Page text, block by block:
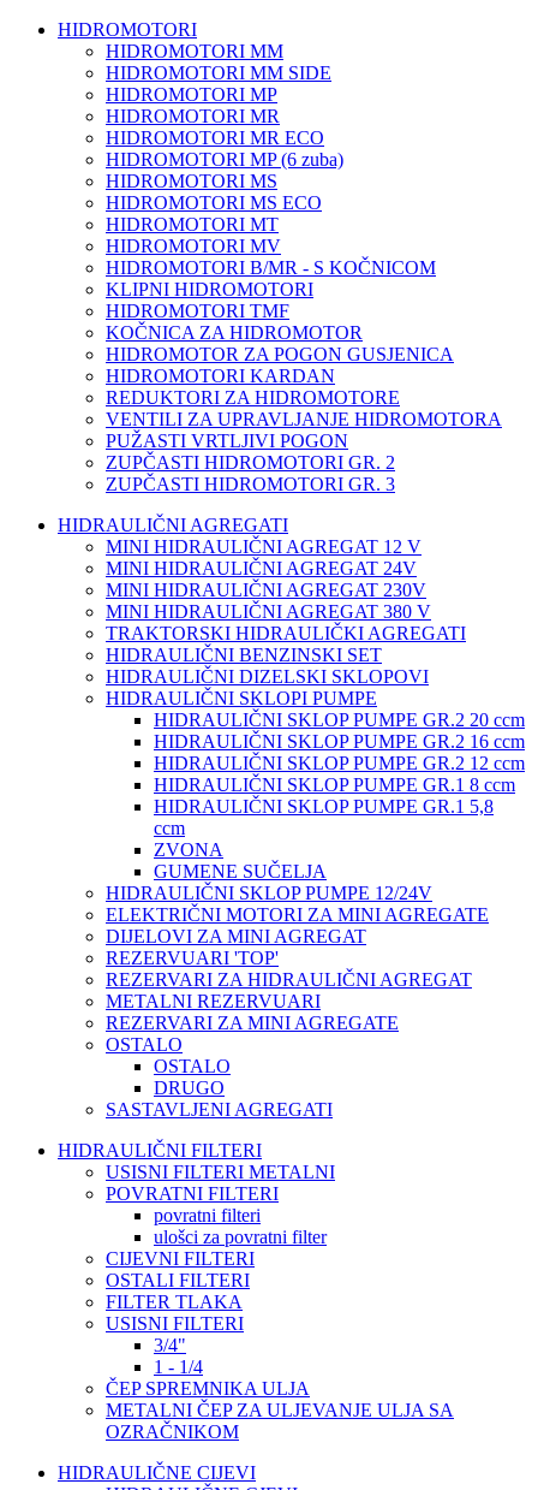
HIDROMOTORI
HIDROMOTORI MM
HIDROMOTORI MM SIDE
HIDROMOTORI MP
HIDROMOTORI MR
HIDROMOTORI MR ECO
HIDROMOTORI MP (6 zuba)
HIDROMOTORI MS
HIDROMOTORI MS ECO
HIDROMOTORI MT
HIDROMOTORI MV
HIDROMOTORI B/MR - S KOČNICOM
KLIPNI HIDROMOTORI
HIDROMOTORI TMF
KOČNICA ZA HIDROMOTOR
HIDROMOTOR ZA POGON GUSJENICA
HIDROMOTORI KARDAN
REDUKTORI ZA HIDROMOTORE
VENTILI ZA UPRAVLJANJE HIDROMOTORA
PUŽASTI VRTLJIVI POGON
ZUPČASTI HIDROMOTORI GR. 2
ZUPČASTI HIDROMOTORI GR. 3
HIDRAULIČNI AGREGATI
MINI HIDRAULIČNI AGREGAT 12 V
MINI HIDRAULIČNI AGREGAT 24V
MINI HIDRAULIČNI AGREGAT 230V
MINI HIDRAULIČNI AGREGAT 380 V
TRAKTORSKI HIDRAULIČKI AGREGATI
HIDRAULIČNI BENZINSKI SET
HIDRAULIČNI DIZELSKI SKLOPOVI
HIDRAULIČNI SKLOPI PUMPE
HIDRAULIČNI SKLOP PUMPE GR.2 20 ccm
HIDRAULIČNI SKLOP PUMPE GR.2 16 ccm
HIDRAULIČNI SKLOP PUMPE GR.2 12 ccm
HIDRAULIČNI SKLOP PUMPE GR.1 8 ccm
HIDRAULIČNI SKLOP PUMPE GR.1 5,8
ccm
ZVONA
GUMENE SUČELJA
HIDRAULIČNI SKLOP PUMPE 12/24V
ELEKTRIČNI MOTORI ZA MINI AGREGATE
DIJELOVI ZA MINI AGREGAT
REZERVUARI 'TOP'
REZERVARI ZA HIDRAULIČNI AGREGAT
METALNI REZERVUARI
REZERVARI ZA MINI AGREGATE
OSTALO
OSTALO
DRUGO
SASTAVLJENI AGREGATI
HIDRAULIČNI FILTERI
USISNI FILTERI METALNI
POVRATNI FILTERI
povratni filteri
ulošci za povratni filter
CIJEVNI FILTERI
OSTALI FILTERI
FILTER TLAKA
USISNI FILTERI
3/4"
1 - 1/4
ČEP SPREMNIKA ULJA
METALNI ČEP ZA ULJEVANJE ULJA SA
OZRAČNIKOM
HIDRAULIČNE CIJEVI